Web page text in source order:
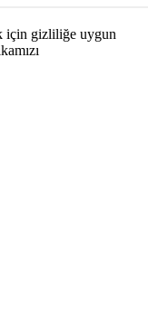
için gizliliğe uygun